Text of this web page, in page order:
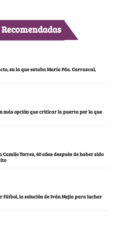
en la que estaba María Fda. Carrascal,
más opción que criticar la puerta por la que
Torres, 60 años después de haber sido
fútbol, la solución de Iván Mejía para luchar